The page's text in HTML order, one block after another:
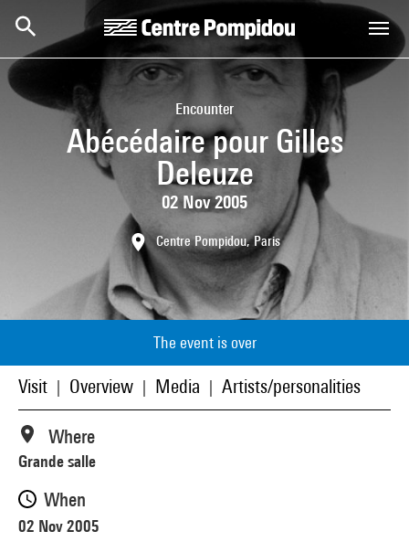
Skip to main content
Centre Pompidou
Encounter
Abécédaire pour Gilles
Deleuze
02 Nov 2005
Centre Pompidou, Paris
The event is over
Visit Overview Media Artists/personalities
Where
Grande salle
When
02 Nov 2005